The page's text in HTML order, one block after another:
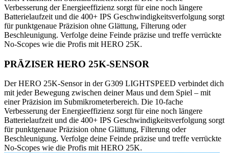
Verbesserung der Energieeffizienz sorgt für eine noch längere
Batterielaufzeit und die 400+ IPS Geschwindigkeitsverfolgung sorgt
für punktgenaue Präzision ohne Glättung, Filterung oder
Beschleunigung. Verfolge deine Feinde präzise und treffe verrückte
No-Scopes wie die Profis mit HERO 25K.
PRÄZISER HERO 25K-SENSOR
Der HERO 25K-Sensor in der G309 LIGHTSPEED verbindet dich
mit jeder Bewegung zwischen deiner Maus und dem Spiel – mit
einer Präzision im Submikrometerbereich. Die 10-fache
Verbesserung der Energieeffizienz sorgt für eine noch längere
Batterielaufzeit und die 400+ IPS Geschwindigkeitsverfolgung sorgt
für punktgenaue Präzision ohne Glättung, Filterung oder
Beschleunigung. Verfolge deine Feinde präzise und treffe verrückte
No-Scopes wie die Profis mit HERO 25K.